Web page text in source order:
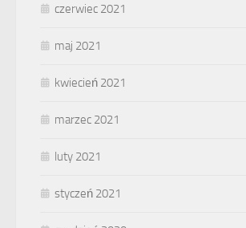
czerwiec 2021
maj 2021
kwiecień 2021
marzec 2021
luty 2021
styczeń 2021